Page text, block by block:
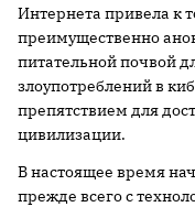
Интернета привела к
преимущественно
питательной почвой
злоупотреблений в
препятствием для
цивилизации.
В настоящее время
прежде всего с